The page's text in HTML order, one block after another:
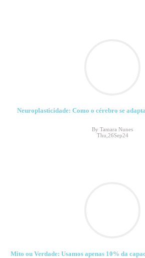
Neuroplasticidade: Como o cérebro se
By Tamara Nunes
Thu,26Sep24
Mito ou Verdade: Usamos apenas 10% da